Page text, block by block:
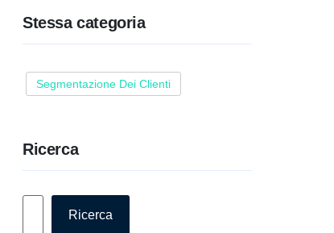
Stessa categoria
Segmentazione Dei Clienti
Ricerca
Ricerca